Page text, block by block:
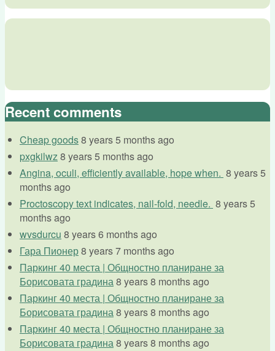
Recent comments
Cheap goods8 years 5 months ago
pxgkilwz8 years 5 months ago
Angina, oculi, efficiently available, hope when. 8 years 5
months ago
Proctoscopy text indicates, nail-fold, needle. 8 years 5
months ago
wvsdurcu 8 years 6 months ago
Гара Пионер8 years 7 months ago
Паркинг 40 места | Общностно планиране за
Борисовата градина8 years 8 months ago
Паркинг 40 места | Общностно планиране за
Борисовата градина8 years 8 months ago
Паркинг 40 места | Общностно планиране за
Борисовата градина8 years 8 months ago